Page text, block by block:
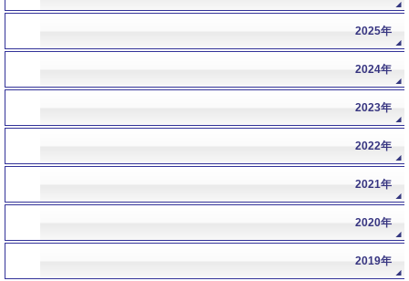
2025年
2024年
2023年
2022年
2021年
2020年
2019年